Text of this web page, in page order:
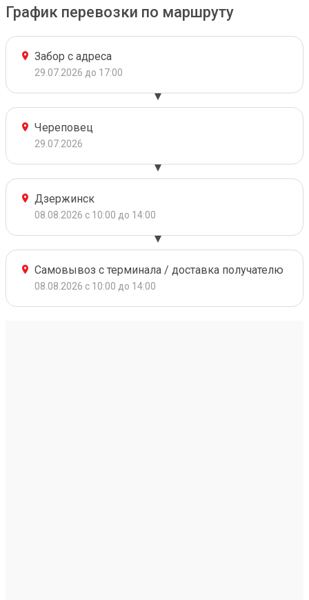
График перевозки по маршруту
Забор с адреса
29.07.2026 до 17:00
Череповец
29.07.2026
Дзержинск
08.08.2026 с 10:00 до 14:00
Самовывоз с терминала / доставка получателю
08.08.2026 с 10:00 до 14:00